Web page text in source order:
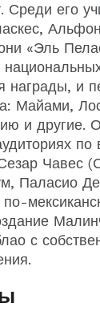
Среди его
«Эль
награды, и
Майами,
и другие.
Чавес
Паласио
с